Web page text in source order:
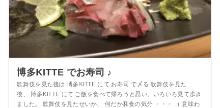
博多KITTE でお寿司 ♪
歌舞伎を見た後は 博多KITTE にて お寿司 で〆る 歌舞伎を見た
後、 博多KITTE にて ご飯を食べて帰ろうと思い、いろいろ見て歩き
ました。 歌舞伎を見たせいか、 何だか和食の気分 ・・・ （ 意味わ